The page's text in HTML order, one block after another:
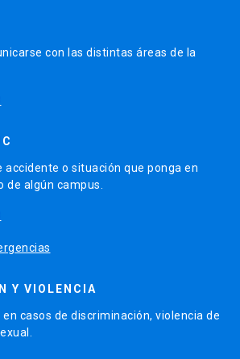
con las distintas áreas de la
accidente o situación que ponga en
de algún campus.
Y VIOLENCIA
casos de discriminación, violencia de